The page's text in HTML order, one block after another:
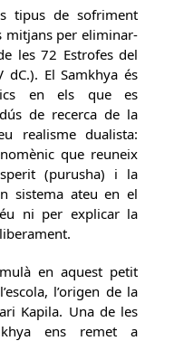
tipus de sofriment
mitjans per eliminar-
les 72 Estrofes del
dC.). El Samkhya és
en els que es
de recerca de la
realisme dualista:
que reuneix
(purusha) i la
sistema ateu en el
ni per explicar la
en aquest petit
l’origen de la
Kapila. Una de les
ens remet a